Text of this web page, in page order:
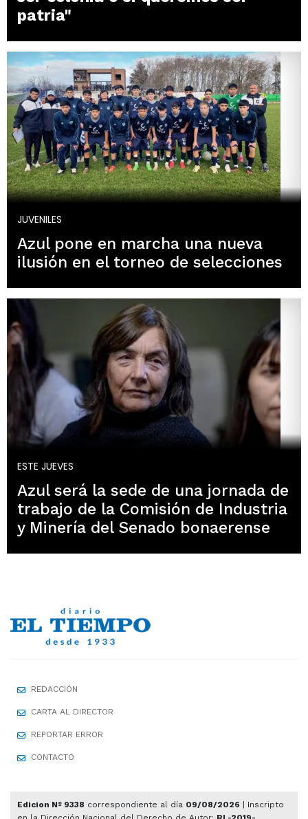
patria"
JUVENILES
Azul pone en marcha una nueva
ilusión en el torneo de selecciones
ESTE JUEVES
Azul será la sede de una jornada de
trabajo de la Comisión de Industria
y Minería del Senado bonaerense
REDACCIÓN
CARTA AL DIRECTOR
REPORTAR ERROR
CONTACTO
Edicion Nº 9338 correspondiente al día 09/08/2026 | Inscripto